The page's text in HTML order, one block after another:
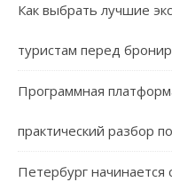
Как выбрать лучшие
туристам перед
Программная
практический разбор
Петербург начинается